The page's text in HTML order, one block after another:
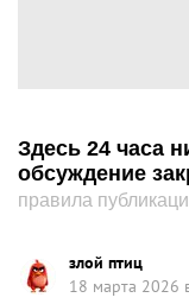
Здесь 24 часа
обсуждение
правила
злой птиц
18 марта 2026